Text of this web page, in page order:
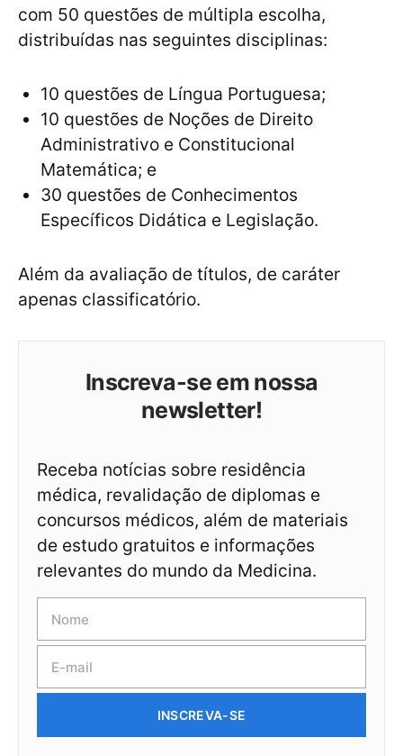
com 50 questões de múltipla escolha,
distribuídas nas seguintes disciplinas:
10 questões de Língua Portuguesa;
10 questões de Noções de Direito
Administrativo e Constitucional
Matemática; e
30 questões de Conhecimentos
Específicos Didática e Legislação.
Além da avaliação de títulos, de caráter
apenas classificatório.
Inscreva-se em nossa
newsletter!
Receba notícias sobre residência
médica, revalidação de diplomas e
concursos médicos, além de materiais
de estudo gratuitos e informações
relevantes do mundo da Medicina.
INSCREVA-SE